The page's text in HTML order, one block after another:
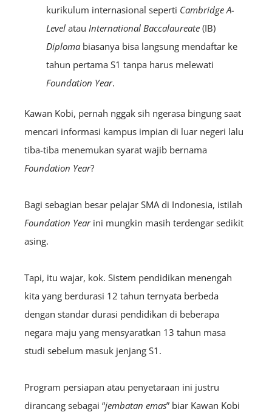
kurikulum internasional seperti Cambridge A-
Level atau International Baccalaureate (IB)
Diploma biasanya bisa langsung mendaftar ke
tahun pertama S1 tanpa harus melewati
Foundation Year.
Kawan Kobi, pernah nggak sih ngerasa bingung saat
mencari informasi kampus impian di luar negeri lalu
tiba-tiba menemukan syarat wajib bernama
Foundation Year?
Bagi sebagian besar pelajar SMA di Indonesia, istilah
Foundation Year ini mungkin masih terdengar sedikit
asing.
Tapi, itu wajar, kok. Sistem pendidikan menengah
kita yang berdurasi 12 tahun ternyata berbeda
dengan standar durasi pendidikan di beberapa
negara maju yang mensyaratkan 13 tahun masa
studi sebelum masuk jenjang S1.
Program persiapan atau penyetaraan ini justru
dirancang sebagai “jembatan emas” biar Kawan Kobi